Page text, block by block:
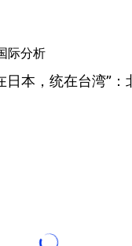
际分析
日本，统在台湾”